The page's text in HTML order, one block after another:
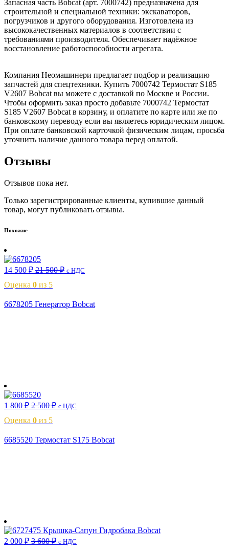
Запасная часть Bobcat (арт. 7000742) предназначена для
строительной и специальной техники: экскаваторов,
погрузчиков и другого оборудования. Изготовлена из
высококачественных материалов в соответствии с
требованиями производителя. Обеспечивает надёжное
восстановление работоспособности агрегата.
Компания Неомашинери предлагает подбор и реализацию
запчастей для спецтехники. Купить 7000742 Термостат S185
V2607 Bobcat вы можете с доставкой по Москве и России.
Чтобы оформить заказ просто добавьте 7000742 Термостат
S185 V2607 Bobcat в корзину, и оплатите по карте или же по
банковскому переводу если вы являетесь юридическим лицом.
При оплате банковской карточкой физическим лицам, просьба
уточнить наличие данного товара перед оплатой.
Отзывы
Отзывов пока нет.
Только зарегистрированные клиенты, купившие данный
товар, могут публиковать отзывы.
Похожие
14 500 ₽ 21 500₽ с НДС
Оценка 0 из 5
6678205 Генератор Bobcat
1 800 ₽ 2 500₽ с НДС
Оценка 0 из 5
6685520 Термостат S175 Bobcat
2 000 ₽ 3 600₽ с НДС